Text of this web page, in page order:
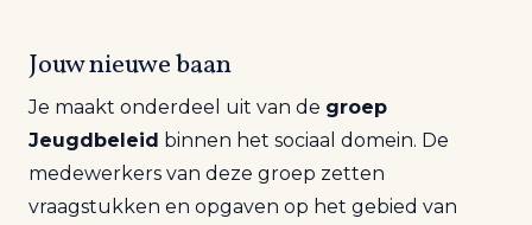
Jouw nieuwe baan
Je maakt onderdeel uit van de groep
Jeugdbeleid binnen het sociaal domein. De
medewerkers van deze groep zetten
vraagstukken en opgaven op het gebied van